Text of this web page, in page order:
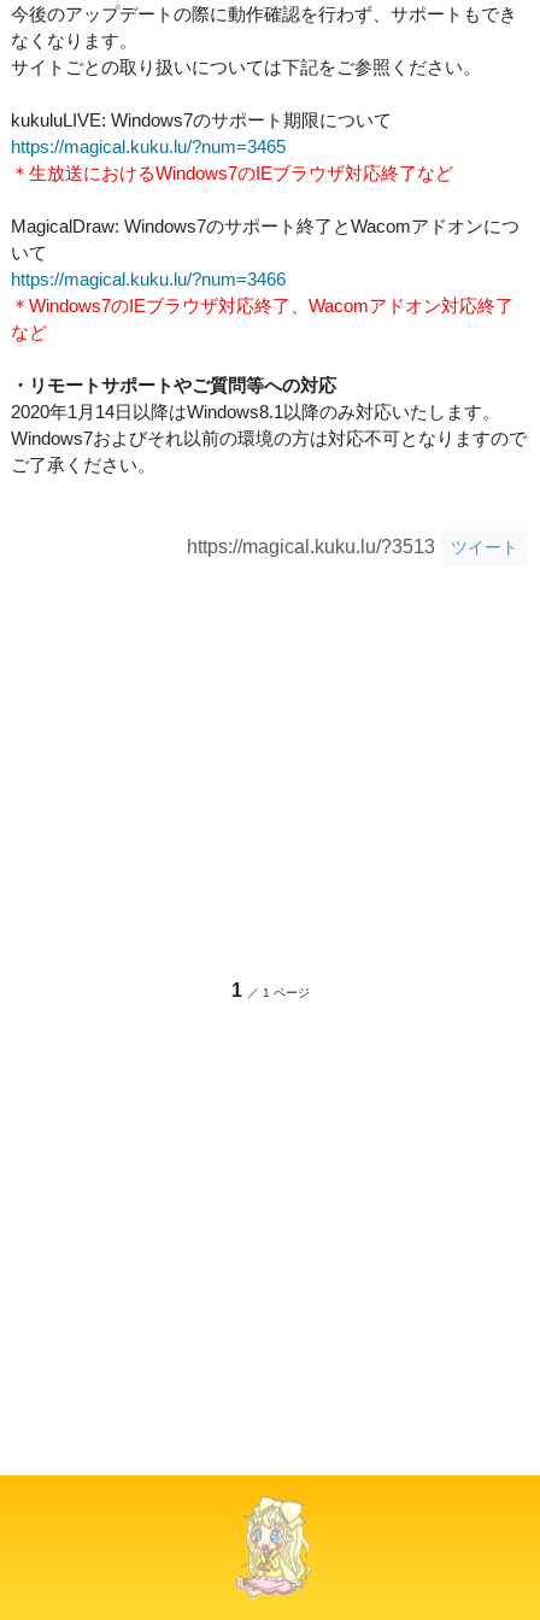
今後のアップデートの際に動作確認を行わず、サポートもでき
なくなります。
サイトごとの取り扱いについては下記をご参照ください。
kukuluLIVE: Windows7のサポート期限について
https://magical.kuku.lu/?num=3465
＊生放送におけるWindows7のIEブラウザ対応終了など
MagicalDraw: Windows7のサポート終了とWacomアドオンにつ
いて
https://magical.kuku.lu/?num=3466
＊Windows7のIEブラウザ対応終了、Wacomアドオン対応終了
など
・リモートサポートやご質問等への対応
2020年1月14日以降はWindows8.1以降のみ対応いたします。
Windows7およびそれ以前の環境の方は対応不可となりますので
ご了承ください。
https://magical.kuku.lu/?3513 ツイート
1 ／ 1 ページ